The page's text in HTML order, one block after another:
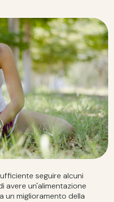
seguire alcuni
avere un'alimentazione
un miglioramento della